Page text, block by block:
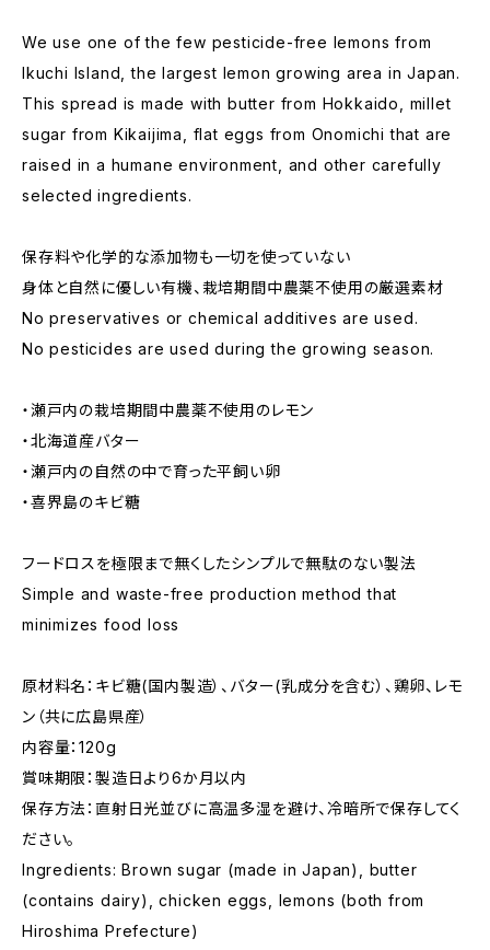
We use one of the few pesticide-free lemons from
Ikuchi Island, the largest lemon growing area in Japan.
This spread is made with butter from Hokkaido, millet
sugar from Kikaijima, flat eggs from Onomichi that are
raised in a humane environment, and other carefully
selected ingredients.
保存料や化学的な添加物も一切を使っていない
身体と自然に優しい有機、栽培期間中農薬不使用の厳選素材
No preservatives or chemical additives are used.
No pesticides are used during the growing season.
・瀬戸内の栽培期間中農薬不使用のレモン
・北海道産バター
・瀬戸内の自然の中で育った平飼い卵
・喜界島のキビ糖
フードロスを極限まで無くしたシンプルで無駄のない製法
Simple and waste-free production method that
minimizes food loss
原材料名：キビ糖(国内製造）、バター(乳成分を含む）、鶏卵、レモ
ン（共に広島県産）
内容量：120g
賞味期限：製造日より6か月以内
保存方法：直射日光並びに高温多湿を避け、冷暗所で保存してく
ださい。
Ingredients: Brown sugar (made in Japan), butter
(contains dairy), chicken eggs, lemons (both from
Hiroshima Prefecture)